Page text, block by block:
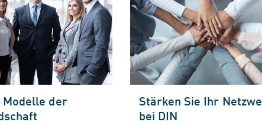
Modelle der
Stärken Sie Ihr
bei DIN